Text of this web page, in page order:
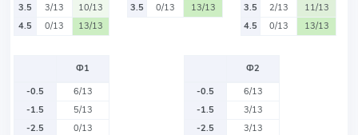
3.5
3/13
10/13
4.5
0/13 13/13
3.5
0/13 13/13
3.5
2/13
11/13
4.5
0/13 13/13
Ф1
-0.5
6/13
-1.5
5/13
-2.5
0/13
Ф2
-0.5
6/13
-1.5
3/13
-2.5
3/13